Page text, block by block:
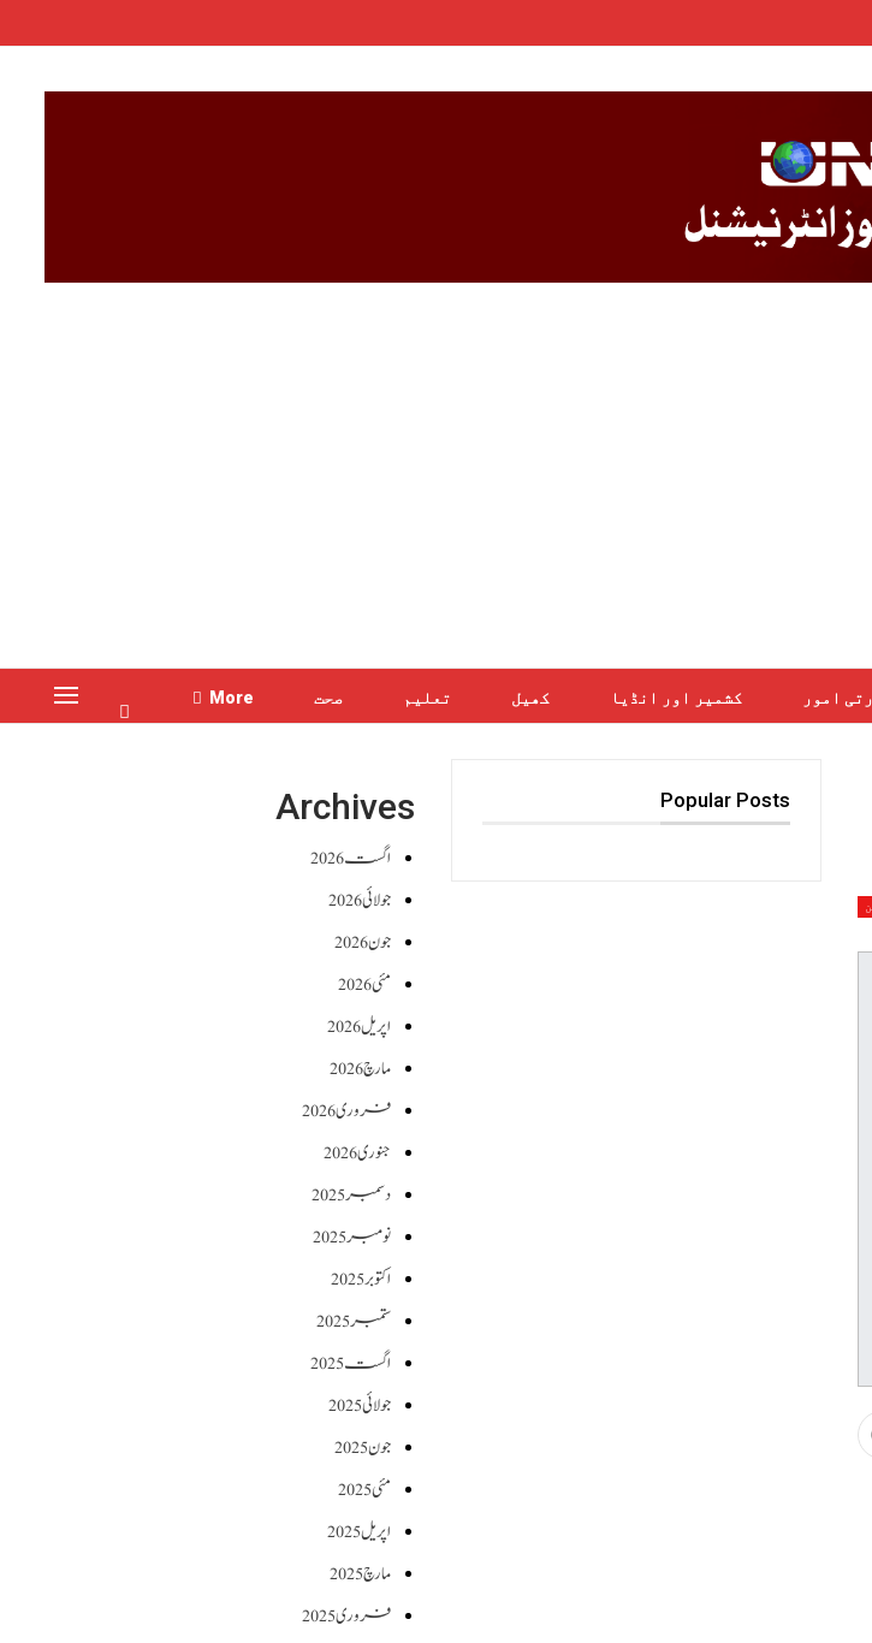
امور کشمیر اور انڈیا کھیل تعلیم صحت More
Popular Posts
Archives
اگست 2026
جولائی 2026
جون 2026
مئی 2026
اپریل 2026
مارچ 2026
فروری 2026
جنوری 2026
دسمبر 2025
نومبر 2025
اکتوبر 2025
ستمبر 2025
اگست 2025
جولائی 2025
جون 2025
مئی 2025
اپریل 2025
مارچ 2025
فروری 2025